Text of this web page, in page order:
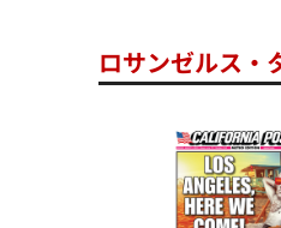
ロサンゼルス・